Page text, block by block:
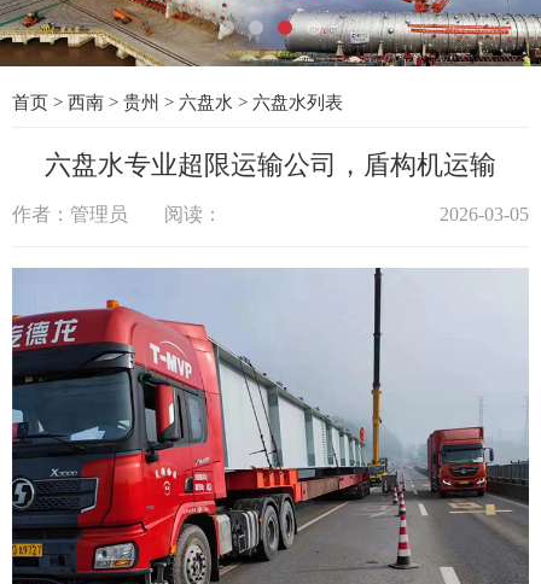
首页 > 西南 > 贵州 > 六盘水 > 六盘水列表
六盘水专业超限运输公司，盾构机运输
作者：管理员 阅读： 2026-03-05